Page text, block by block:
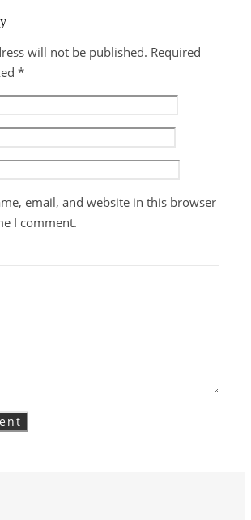
will not be published. Required
*
email, and website in this browser
I comment.